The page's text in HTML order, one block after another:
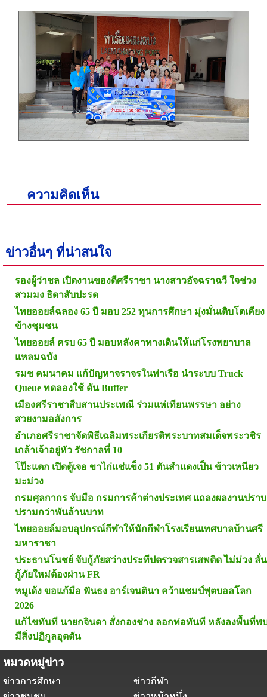
ความคิดเห็น
ข่าวอื่นๆ ที่น่าสนใจ
รองผู้ว่าชล เปิดงานของดีศรีราชา นางสาวอัจฉราฉวี ใจช่วง
สวมมง ธิดาสับปะรด
ไทยออยล์ฉลอง 65 ปี มอบ 252 ทุนการศึกษา มุ่งมั่นเติบโตเคียง
ข้างชุมชน
ไทยออยล์ ครบ 65 ปี มอบหลังคาทางเดินให้แก่โรงพยาบาล
แหลมฉบัง
รมช คมนาคม แก้ปัญหาจราจรในท่าเรือ นำระบบ Truck
Queue ทดลองใช้ ดัน Buffer
เมืองศรีราชาสืบสานประเพณี ร่วมแห่เทียนพรรษา อย่าง
สวยงามอลังการ
อำเภอศรีราชาจัดพิธีเฉลิมพระเกียรติพระบาทสมเด็จพระวชิร
เกล้าเจ้าอยู่หัว รัชกาลที่ 10
โป๊ะแตก เปิดตู้เจอ ขาไก่แช่แข็ง 51 ตันสำแดงเป็น ข้าวเหนียว
มะม่วง
กรมศุลกากร จับมือ กรมการค้าต่างประเทศ แถลงผลงานปราบ
ปรามกว่าพันล้านบาท
ไทยออยล์มอบอุปกรณ์กีฬาให้นักกีฬาโรงเรียนเทศบาลบ้านศรี
มหาราชา
ประธานโนชย์ จับกู้ภัยสว่างประทีปตรวจสารเสพติด ไม่ม่วง ลั่น
กู้ภัยใหม่ต้องผ่าน FR
หมูเด้ง ขอแก้มือ ฟันธง อาร์เจนตินา คว้าแชมป์ฟุตบอลโลก
2026
แก้ไขทันที นายกจินดา สั่งกองช่าง ลอกท่อทันที หลังลงพื้นที่พ
มีสิ่งปฏิกูลอุดตัน
หมวดหมู่ข่าว
ข่าวการศึกษา
ข่าวกีฬา